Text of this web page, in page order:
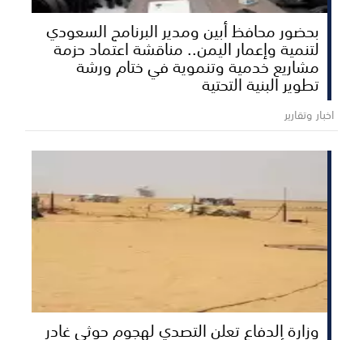
بحضور محافظ أبين ومدير البرنامج السعودي
لتنمية وإعمار اليمن.. مناقشة اعتماد حزمة
مشاريع خدمية وتنموية في ختام ورشة
تطوير البنية التحتية
اخبار وتقارير
وزارة الدفاع تعلن التصدي لهجوم حوثي غادر